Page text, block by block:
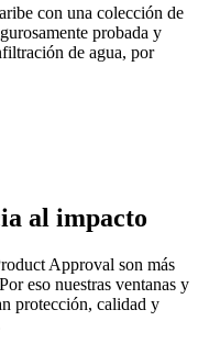
con una colección de
probada y
de agua, por
al impacto
Approval son más
eso nuestras ventanas y
protección, calidad y